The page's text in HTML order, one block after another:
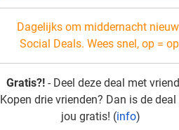
Dagelijks om middernacht
Social Deals. Wees snel, op =
Gratis?! - Deel deze deal met
Kopen drie vrienden? Dan is de
jou gratis! (info)